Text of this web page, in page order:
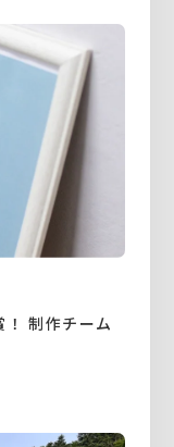
制作チーム